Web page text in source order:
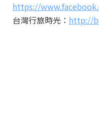
https://
台灣行旅時光： http://